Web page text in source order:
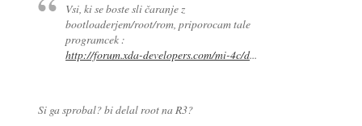
Vsi, ki se boste sli čaranje z
bootloaderjem/root/rom, priporocam tale
programcek :
http://forum.xda-developers.com/mi-4c/d...
Si ga sprobal? bi delal root na R3?